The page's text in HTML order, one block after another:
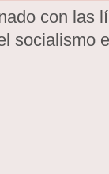
con las
socialismo